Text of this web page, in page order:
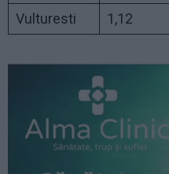
Vulturesti 1,12